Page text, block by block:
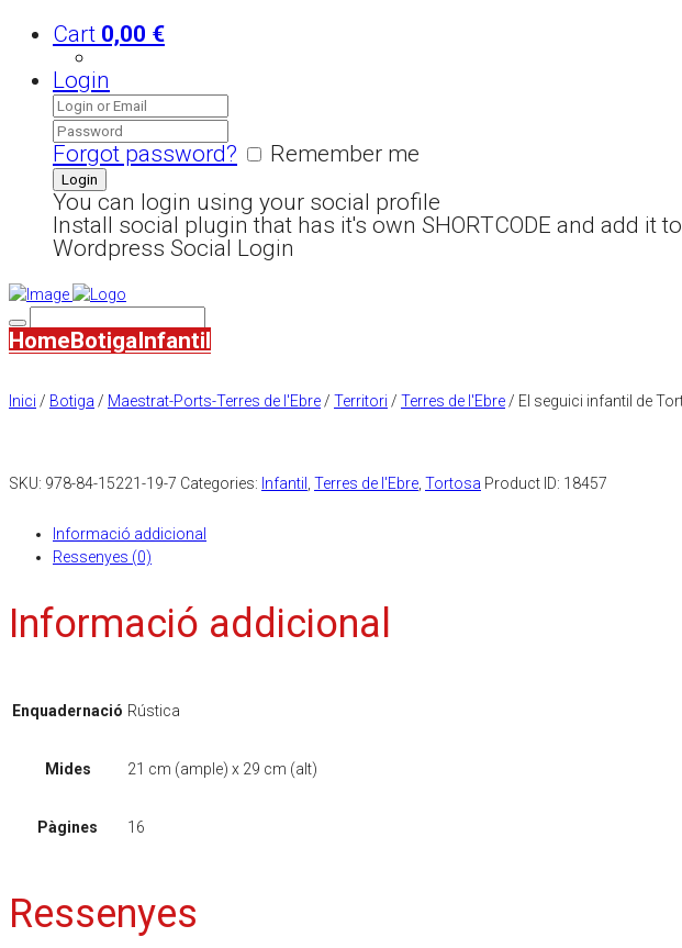
Cart 0,00 €
Login
Forgot password?
Remember me
You can login using your social profile
Install social plugin that has it's own SHORTCODE and add it
Wordpress Social Login
HomeBotigaInfantil
Inici / Botiga / Maestrat-Ports-Terres de l'Ebre / Territori / Terres de l'Ebre / El seguici infantil de
SKU: 978-84-15221-19-7 Categories: Infantil Terres de l'Ebre Tortosa Product ID: 18457
Informació addicional
Ressenyes (0)
Informació addicional
Enquadernació Rústica
Mides 21 cm (ample) x 29 cm (alt)
Pàgines 16
Ressenyes